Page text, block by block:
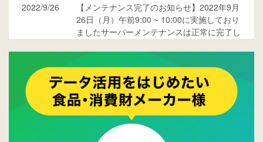
2022/9/26
【メンテナンス完了のお知らせ】2022年9月
26日（月）午前9:00 ~ 10:00に実施しており
ましたサーバーメンテナンスは正常に完了し
ご覧ください。
2015/10/19
ウレコンのサイト機能を大幅バージョンアッ
プ。詳細はこちら。⇒告知ページへ
2015/09/28
ウレコンが機能拡充し、サイトリニューアル
しました。⇒
ウレコンFacebook